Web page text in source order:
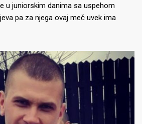
u juniorskim danima sa uspehom
pa za njega ovaj meč uvek ima